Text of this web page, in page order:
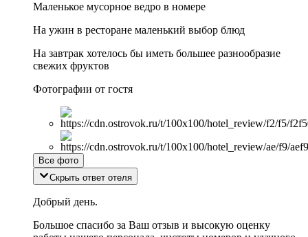
Маленькое мусорное ведро в номере
На ужин в ресторане маленький выбор блюд
На завтрак хотелось бы иметь большее разнообразие
свежих фруктов
Фотографии от гостя
Все фото
Скрыть ответ отеля
Добрый день.
Большое спасибо за Ваш отзыв и высокую оценку